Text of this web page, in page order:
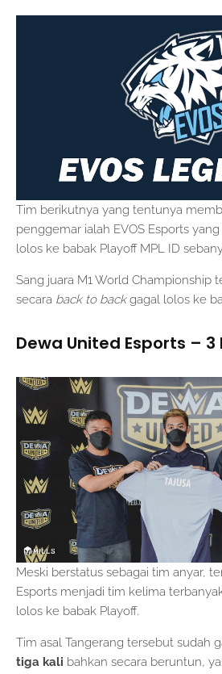
Tim berikutnya yang tentunya
penggemar ialah EVOS Esports
lolos ke babak Playoff MPL ID
Sang juara M1 World Championship
secara back to backgagal lolos ke
Dewa United Esports – 3
Meski berstatus sebagai tim anyar,
Esports menjadi tim kelima
lolos ke babak Playoff.
Tim asal Tangerang tersebut sudah
tiga kali bahkan secara beruntun,